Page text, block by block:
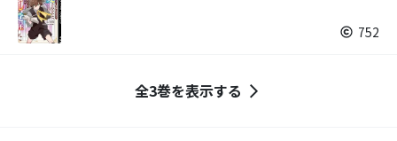
752
全3巻を表示する